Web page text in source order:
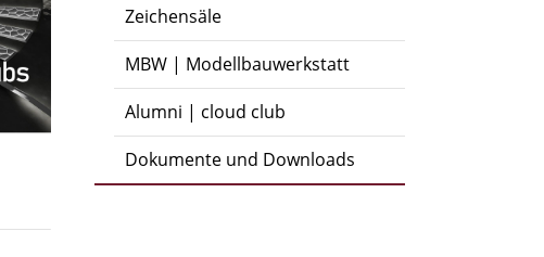
Zeichensäle
MBW | Modellbauwerkstatt
Alumni | cloud club
Dokumente und Downloads